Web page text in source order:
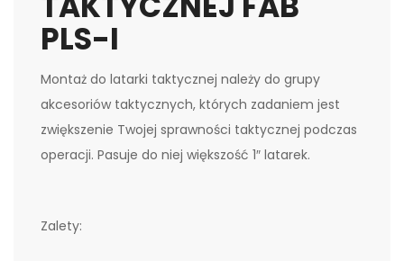
PLS-I
Montaż do latarki taktycznej należy do grupy
akcesoriów taktycznych, których zadaniem jest
zwiększenie Twojej sprawności taktycznej podczas
operacji. Pasuje do niej większość 1″ latarek.
Zalety: